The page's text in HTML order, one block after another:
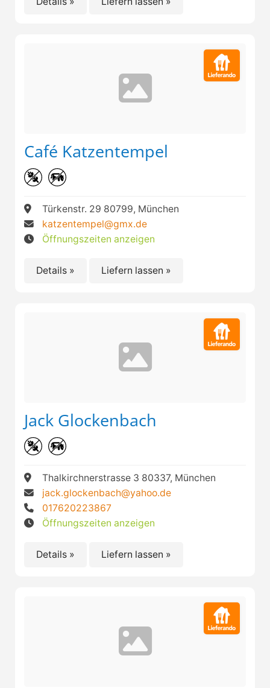
Café Katzentempel
Türkenstr. 29 80799, München
katzentempel@gmx.de
Öffnungszeiten anzeigen
Details » Liefern lassen »
Jack Glockenbach
Thalkirchnerstrasse 3 80337, München
jack.glockenbach@yahoo.de
017620223867
Öffnungszeiten anzeigen
Details » Liefern lassen »